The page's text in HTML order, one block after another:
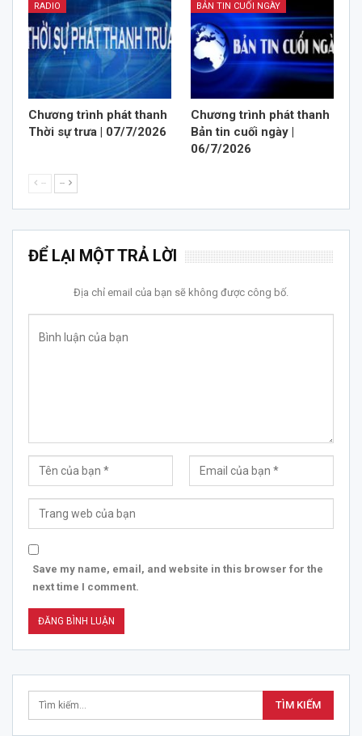
RADIO
Chương trình phát thanh
Thời sự trưa | 07/7/2026
BẢN TIN CUỐI NGÀY
Chương trình phát thanh
Bản tin cuối ngày |
06/7/2026
-- --
ĐỂ LẠI MỘT TRẢ LỜI
Địa chỉ email của bạn sẽ không được công bố.
Save my name, email, and website in this browser for the
next time I comment.